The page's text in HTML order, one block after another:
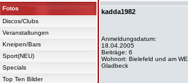
Fotos
Discos/Clubs
Veranstaltungen
Kneipen/Bars
Sport(NEU)
Specials
Top Ten Bilder
kadda1982
Anmeldungsdatum:
18.04.2005
Beiträge: 6
Wohnort: Bielefeld und am WE
Gladbeck